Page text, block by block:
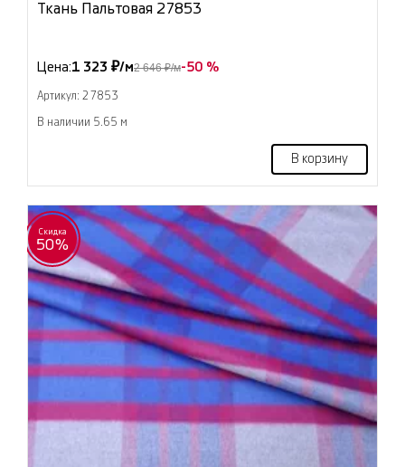
Ткань Пальтовая 27853
Цена:1 323 ₽/м2 646 ₽/м-50 %
Артикул: 27853
В наличии 5.65 м
В корзину
Скидка
50%